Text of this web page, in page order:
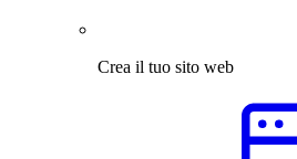
Crea il tuo sito web